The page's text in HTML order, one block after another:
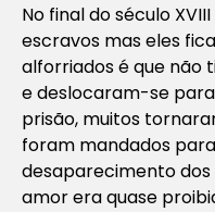
No final do século
escravos mas eles
alforriados é que não
e deslocaram-se
prisão, muitos
foram mandados
desaparecimento dos
amor era quase